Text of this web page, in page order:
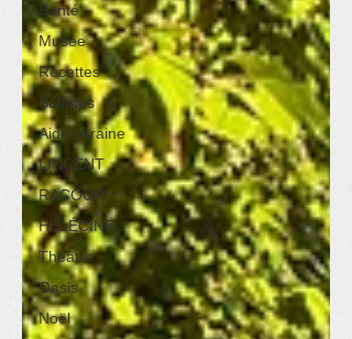
Santé
Musée
Recettes
Balades
Aide ukraine
LINCENT
RACOUR
HÉLÉCINE
Théâtre
Oasis
Noël